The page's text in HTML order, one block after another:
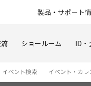
製品・サポート
ショールーム ID・
イベント検索 イベント・カレ